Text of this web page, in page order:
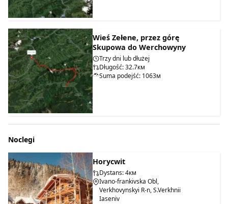
Wieś Zełene, przez górę
Skupowa do Werchowyny
Trzy dni lub dłużej
Długość: 32.7км
Suma podejść: 1063м
Noclegi
Horycwit
Dystans: 4км
Ivano-frankivska Obl,
Verkhovynskyi R-n, S.Verkhnii
Iaseniv